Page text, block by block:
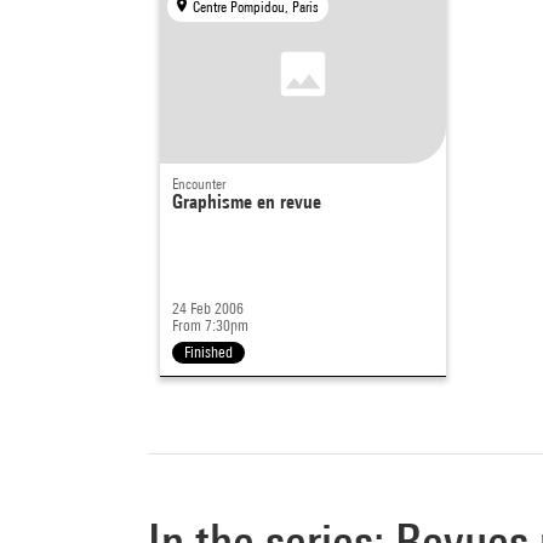
Centre Pompidou, Paris
Encounter
Graphisme en revue
24 Feb 2006
From 7:30pm
Finished